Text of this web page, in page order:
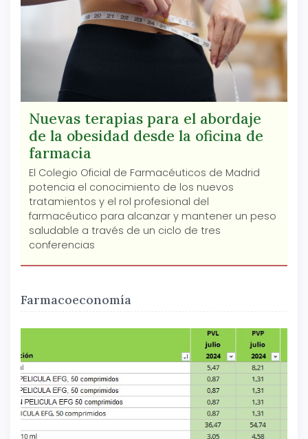
Nuevas terapias para el abordaje
de la obesidad desde la oficina de
farmacia
El Colegio Oficial de Farmacéuticos de Madrid
potencia el conocimiento de los nuevos
tratamientos y el rol profesional del
farmacéutico para alcanzar y mantener un peso
saludable a través de un ciclo de tres
conferencias
Farmacoeconomía